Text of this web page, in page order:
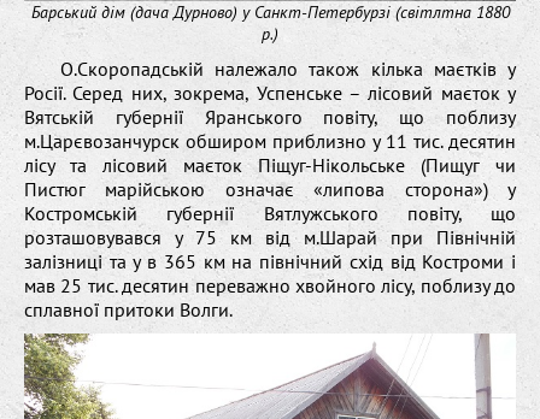
Барський дім (дача Дурново) у Санкт-Петербурзі (світлтна 1880
р.)
О.Скоропадській належало також кілька маєтків у
Росії. Серед них, зокрема, Успенське – лісовий маєток у
Вятській губернії Яранського повіту, що поблизу
м.Царєвозанчурск обширом приблизно у 11 тис. десятин
лісу та лісовий маєток Піщуг-Нікольське (Пищуг чи
Пистюг марійською означає «липова сторона») у
Костромській губернії Вятлужського повіту, що
розташовувався у 75 км від м.Шарай при Північній
залізниці та у в 365 км на північний схід від Костроми і
мав 25 тис. десятин переважно хвойного лісу, поблизу до
сплавної притоки Волги.